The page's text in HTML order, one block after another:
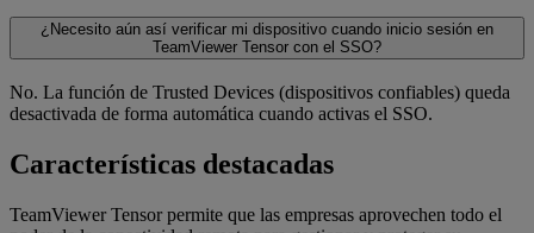
¿Necesito aún así verificar mi dispositivo cuando inicio sesión en
TeamViewer Tensor con el SSO?
No. La función de Trusted Devices (dispositivos confiables) queda
desactivada de forma automática cuando activas el SSO.
Características destacadas
TeamViewer Tensor permite que las empresas aprovechen todo el